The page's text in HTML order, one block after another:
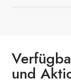
und